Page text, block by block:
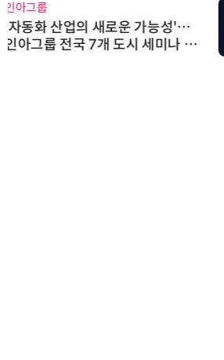
위고페어
위고페어, 서울AI허브 '2026 AI 전
환(AX) 지원사업' 컨소시엄 선정